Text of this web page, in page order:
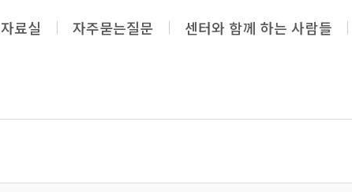
자료실 자주묻는질문 센터와 함께 하는 사람들